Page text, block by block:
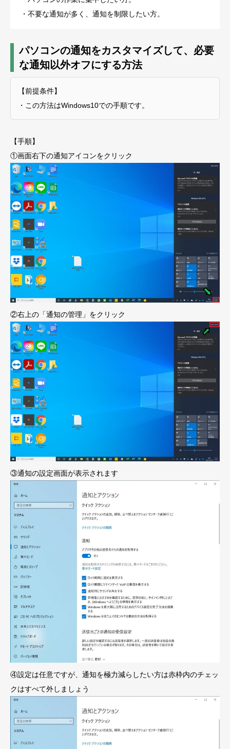
・不要な通知が多く、通知を制限したい方。
パソコンの通知をカスタマイズして、必要
な通知以外オフにする方法
【前提条件】
・この方法はWindows10での手順です。
【手順】
①画面右下の通知アイコンをクリック
②右上の「通知の管理」をクリック
③通知の設定画面が表示されます
④設定は任意ですが、通知を極力減らしたい方は赤枠内のチェッ
クはすべて外しましょう